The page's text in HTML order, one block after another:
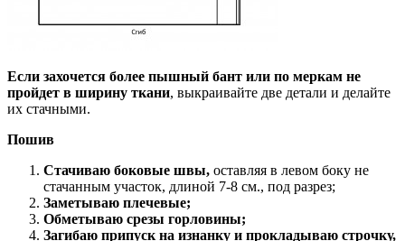
Если захочется более пышный бант или по меркам не
пройдет в ширину ткани, выкраивайте две детали и делайте
их стачными.
Пошив
Стачиваю боковые швы, оставляя в левом боку не
стачанным участок, длиной 7-8 см., под разрез;
Заметываю плечевые;
Обметываю срезы горловины;
Загибаю припуск на изнанку и прокладываю строчку,